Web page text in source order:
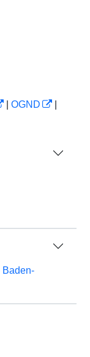
OGND
Baden-